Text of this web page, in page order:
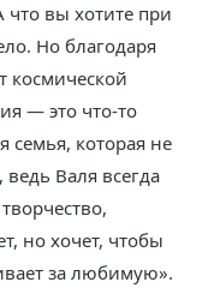
вы хотите при
Но благодаря
космической
— это что-то
семья, которая не
ведь Валя всегда
но хочет, чтобы
за любимую».